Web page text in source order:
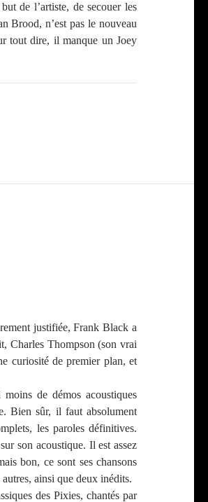
de l’artiste, de secouer les
Brood, n’est pas le nouveau
tout dire, il manque un Joey
justifiée, Frank Black a
Charles Thompson (son vrai
curiosité de premier plan, et
de démos acoustiques
Bien sûr, il faut absolument
les paroles définitives.
son acoustique. Il est assez
bon, ce sont ses chansons
ainsi que deux inédits.
des Pixies, chantés par